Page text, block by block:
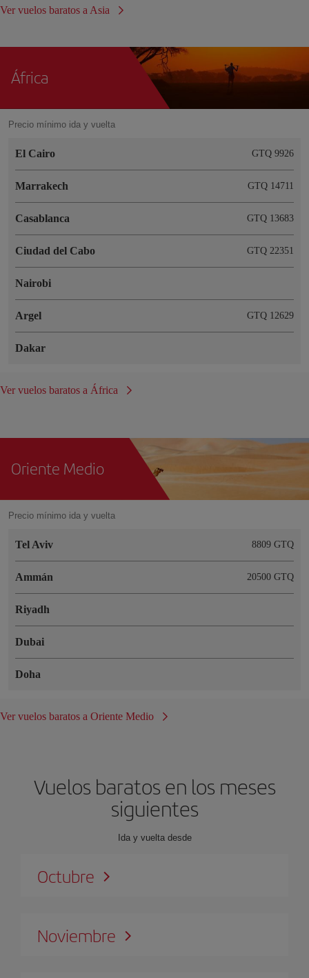
Ver vuelos baratos a Asia
África
Precio mínimo ida y vuelta
El Cairo GTQ 9926
Marrakech GTQ 14711
Casablanca GTQ 13683
Ciudad del Cabo GTQ 22351
Nairobi
Argel GTQ 12629
Dakar
Ver vuelos baratos a África
Oriente Medio
Precio mínimo ida y vuelta
Tel Aviv 8809 GTQ
Ammán 20500 GTQ
Riyadh
Dubai
Doha
Ver vuelos baratos a Oriente Medio
Vuelos baratos en los meses
siguientes
Ida y vuelta desde
Octubre
Noviembre